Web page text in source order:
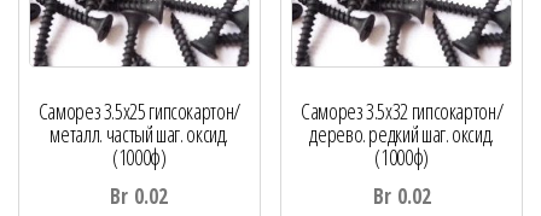
Саморез 3.5х25 гипсокартон/
металл. частый шаг. оксид.
(1000ф)
Br 0.02
Саморез 3.5х32 гипсокартон/
дерево. редкий шаг. оксид.
(1000ф)
Br 0.02